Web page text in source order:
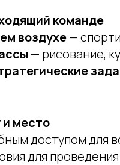
команде
воздухе—
— рисование,
и место
доступом для
для